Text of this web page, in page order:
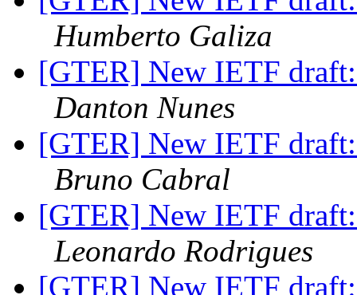
Humberto Galiza
[GTER] New IETF
Danton Nunes
[GTER] New IETF
Bruno Cabral
[GTER] New IETF
Leonardo Rodrigues
[GTER] New IETF